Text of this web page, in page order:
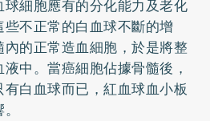
細胞應有的分化能力及老化
不正常的白血球不斷的增
的正常造血細胞，於是將整
中。當癌細胞佔據骨髓後，
白血球而已，紅血球血小板